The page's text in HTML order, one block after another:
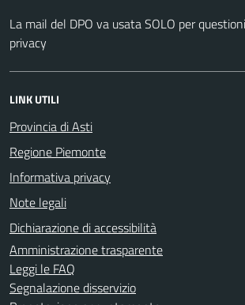
La mail del DPO va usata SOLO per
privacy
LINK UTILI
Provincia di Asti
Regione Piemonte
Informativa privacy
Note legali
Dichiarazione di accessibilità
Amministrazione trasparente
Leggi le FAQ
Segnalazione disservizio